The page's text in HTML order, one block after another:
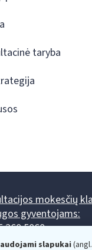
slapukai
taryba
mokesčių
gyventojams:
260 5060
I-IV 8.00-17.00,